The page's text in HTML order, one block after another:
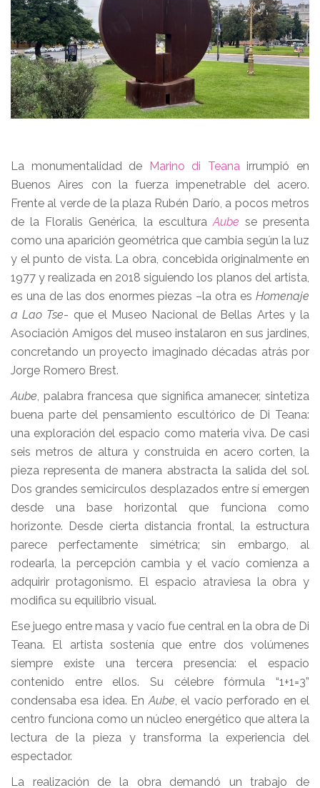
La monumentalidad de Marino di Teanairrumpió en
Buenos Aires con la fuerza impenetrable del acero.
Frente al verde de la plaza Rubén Darío, a pocos metros
de la Floralis Genérica, la esculturaAube se presenta
como una aparición geométrica que cambia según la luz
y el punto de vista. La obra, concebida originalmente en
1977 y realizada en 2018 siguiendo los planos del artista,
es una de las dos enormes piezas –la otra es Homenaje
a Lao Tse- que el Museo Nacional de Bellas Artes y la
Asociación Amigos del museo instalaron en sus jardines,
concretando un proyecto imaginado décadas atrás por
Jorge Romero Brest.
Aube, palabra francesa que significa amanecer, sintetiza
buena parte del pensamiento escultórico de Di Teana:
una exploración del espacio como materia viva. De casi
seis metros de altura y construida en acero corten, la
pieza representa de manera abstracta la salida del sol.
Dos grandes semicírculos desplazados entre sí emergen
desde una base horizontal que funciona como
horizonte. Desde cierta distancia frontal, la estructura
parece perfectamente simétrica; sin embargo, al
rodearla, la percepción cambia y el vacío comienza a
adquirir protagonismo. El espacio atraviesa la obra y
modifica su equilibrio visual.
Ese juego entre masa y vacío fue central en la obra de Di
Teana. El artista sostenía que entre dos volúmenes
siempre existe una tercera presencia: el espacio
contenido entre ellos. Su célebre fórmula “1+1=3”
condensaba esa idea. EnAube, el vacío perforado en el
centro funciona como un núcleo energético que altera la
lectura de la pieza y transforma la experiencia del
espectador.
La realización de la obra demandó un trabajo de